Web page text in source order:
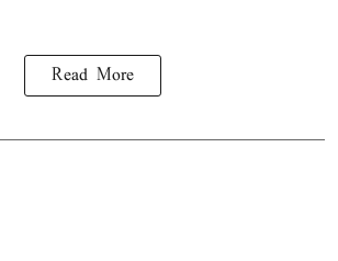
Read More